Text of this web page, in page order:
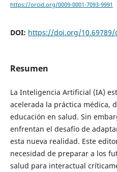
https://orcid.org/0009-0001-7093-9991
DOI: https://doi.org/10.69789/
Resumen
La Inteligencia Artificial (IA)
acelerada la práctica médica,
educación en salud. Sin
enfrentan el desafío de
esta nueva realidad. Este
necesidad de preparar a los
salud para interactual